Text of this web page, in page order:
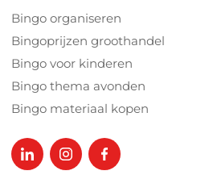
Bingo organiseren
Bingoprijzen groothandel
Bingo voor kinderen
Bingo thema avonden
Bingo materiaal kopen